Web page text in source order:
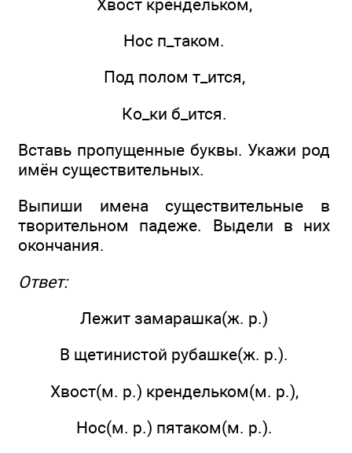
Хвост крендельком,
Нос п_таком.
Под полом т_ится,
Ко_ки б_ится.
Вставь пропущенные буквы. Укажи род
имён существительных.
Выпиши имена существительные в
творительном падеже. Выдели в них
окончания.
Ответ:
Лежит замарашка(ж. р.)
В щетинистой рубашке(ж. р.).
Хвост(м. р.) крендельком(м. р.),
Нос(м. р.) пятаком(м. р.).